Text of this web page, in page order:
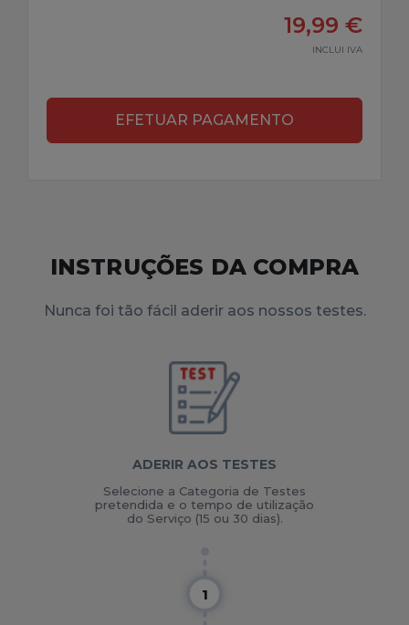
19,99 €
INCLUI IVA
EFETUAR PAGAMENTO
INSTRUÇÕES DA COMPRA
Nunca foi tão fácil aderir aos nossos testes.
ADERIR AOS TESTES
Selecione a Categoria de Testes
pretendida e o tempo de utilização
do Serviço (15 ou 30 dias).